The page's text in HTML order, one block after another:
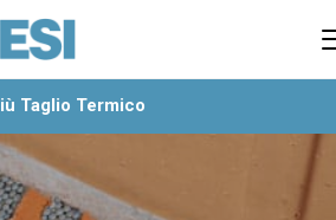
Il gruppo
Partner
Ambiente
Stabilimenti
Taglio Termico